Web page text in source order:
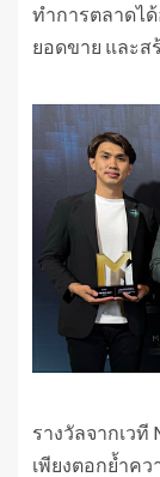
ทำการตลาดไ
ยอดขาย และส
รางวัลจากเวที
เพียงตอกย้ำค